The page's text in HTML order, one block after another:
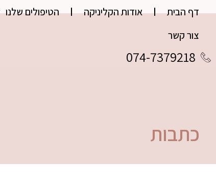
דף הבית אודות הקליניקה הטיפולים שלנו
צור קשר
074-7379218
כתבות